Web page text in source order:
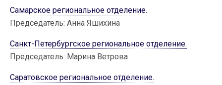
Самарское региональное отделение.
Председатель: Анна Яшихина
Санкт-Петербургское региональное отделение.
Председатель: Марина Ветрова
Саратовское региональное отделение.